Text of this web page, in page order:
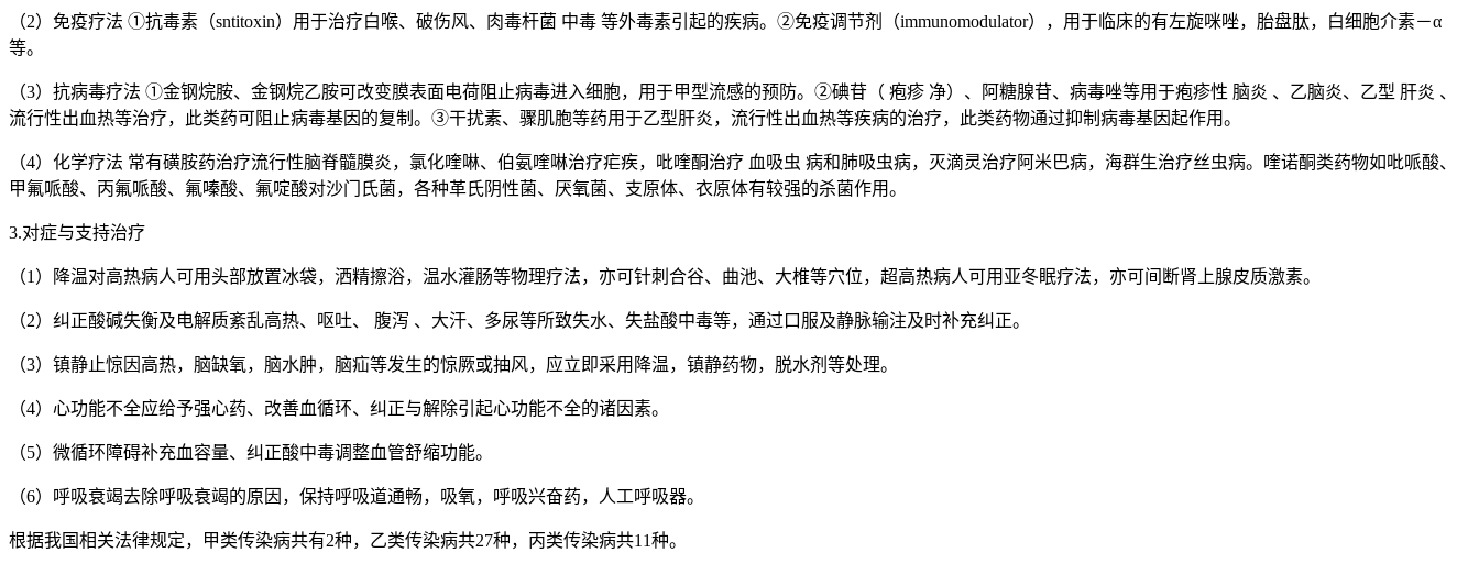
（2）免疫疗法 ①抗毒素（sntitoxin）用于治疗白喉、破伤风、肉毒杆菌 中毒 等外毒素引起的疾病。②免疫调节剂（immunomodulator），用于临床的有左旋咪唑，胎盘肽，白细胞介素－α
等。
（3）抗病毒疗法 ①金钢烷胺、金钢烷乙胺可改变膜表面电荷阻止病毒进入细胞，用于甲型流感的预防。②碘苷（ 疱疹 净）、阿糖腺苷、病毒唑等用于疱疹性 脑炎 、乙脑炎、乙型 肝炎 、
流行性出血热等治疗，此类药可阻止病毒基因的复制。③干扰素、骤肌胞等药用于乙型肝炎，流行性出血热等疾病的治疗，此类药物通过抑制病毒基因起作用。
（4）化学疗法 常有磺胺药治疗流行性脑脊髓膜炎，氯化喹啉、伯氨喹啉治疗疟疾，吡喹酮治疗 血吸虫 病和肺吸虫病，灭滴灵治疗阿米巴病，海群生治疗丝虫病。喹诺酮类药物如吡哌酸、
甲氟哌酸、丙氟哌酸、氟嗪酸、氟啶酸对沙门氏菌，各种革氏阴性菌、厌氧菌、支原体、衣原体有较强的杀菌作用。
3.对症与支持治疗
（1）降温对高热病人可用头部放置冰袋，洒精擦浴，温水灌肠等物理疗法，亦可针刺合谷、曲池、大椎等穴位，超高热病人可用亚冬眠疗法，亦可间断肾上腺皮质激素。
（2）纠正酸碱失衡及电解质紊乱高热、呕吐、 腹泻 、大汗、多尿等所致失水、失盐酸中毒等，通过口服及静脉输注及时补充纠正。
（3）镇静止惊因高热，脑缺氧，脑水肿，脑疝等发生的惊厥或抽风，应立即采用降温，镇静药物，脱水剂等处理。
（4）心功能不全应给予强心药、改善血循环、纠正与解除引起心功能不全的诸因素。
（5）微循环障碍补充血容量、纠正酸中毒调整血管舒缩功能。
（6）呼吸衰竭去除呼吸衰竭的原因，保持呼吸道通畅，吸氧，呼吸兴奋药，人工呼吸器。
根据我国相关法律规定，甲类传染病共有2种，乙类传染病共27种，丙类传染病共11种。